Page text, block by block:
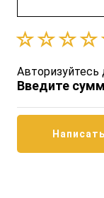
Авторизуйтесь
Введите